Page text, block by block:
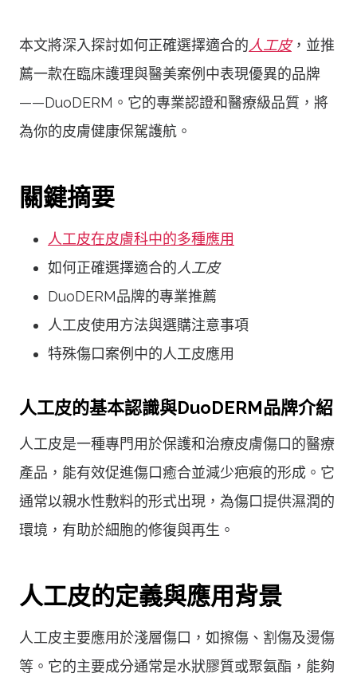
本文將深入探討如何正確選擇適合的人工皮，並推
薦一款在臨床護理與醫美案例中表現優異的品牌
——DuoDERM。它的專業認證和醫療級品質，將
為你的皮膚健康保駕護航。
關鍵摘要
人工皮在皮膚科中的多種應用
如何正確選擇適合的人工皮
DuoDERM品牌的專業推薦
人工皮使用方法與選購注意事項
特殊傷口案例中的人工皮應用
人工皮的基本認識與DuoDERM品牌介紹
人工皮是一種專門用於保護和治療皮膚傷口的醫療
產品，能有效促進傷口癒合並減少疤痕的形成。它
通常以親水性敷料的形式出現，為傷口提供濕潤的
環境，有助於細胞的修復與再生。
人工皮的定義與應用背景
人工皮主要應用於淺層傷口，如擦傷、割傷及燙傷
等。它的主要成分通常是水狀膠質或聚氨酯，能夠